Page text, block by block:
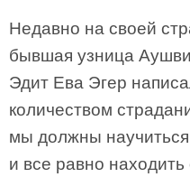
Недавно на своей
бывшая узница
Эдит Ева Эгер
количеством
мы должны
и все равно находить